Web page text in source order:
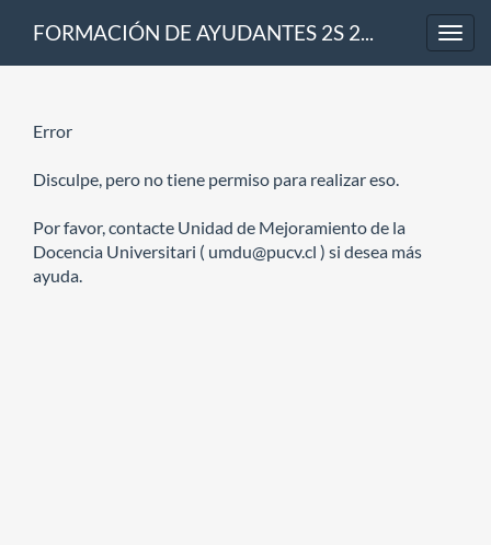
Error
Disculpe, pero no tiene permiso para realizar eso.
Por favor, contacte Unidad de Mejoramiento de la
Docencia Universitari ( umdu@pucv.cl ) si desea más
ayuda.